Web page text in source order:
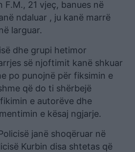
F.M., 21 vjeç, banues në
ndaluar , ju kanë marrë
larguar.
dhe grupi hetimor
së njoftimit kanë shkuar
po punojnë për fiksimin e
që do ti shërbejë
e autorëve dhe
e kësaj ngjarje.
janë shoqëruar në
Kurbin disa shtetas që